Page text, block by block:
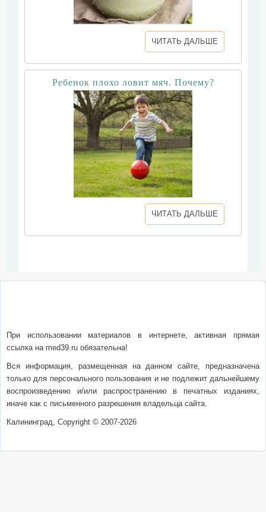
ЧИТАТЬ ДАЛЬШЕ
Ребенок плохо ловит мяч. Почему?
ЧИТАТЬ ДАЛЬШЕ
При использовании материалов в интернете, активная прямая
ссылка на med39.ru обязательна!
Вся информация, размещенная на данном сайте, предназначена
только для персонального пользования и не подлежит дальнейшему
воспроизведению и/или распространению в печатных изданиях,
иначе как с письменного разрешения владельца сайта.
Калининград, Copyright © 2007-2026